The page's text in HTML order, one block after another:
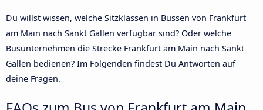
Du willst wissen, welche Sitzklassen in Bussen von Frankfurt
am Main nach Sankt Gallen verfügbar sind? Oder welche
Busunternehmen die Strecke Frankfurt am Main nach Sankt
Gallen bedienen? Im Folgenden findest Du Antworten auf
deine Fragen.